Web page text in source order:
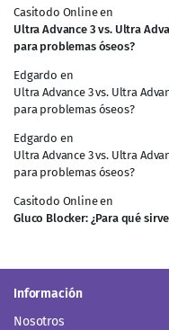
Casitodo Onlineen
Ultra Advance 3 vs. Ultra
para problemas óseos?
Edgardo en
Ultra Advance 3 vs. Ultra
para problemas óseos?
Edgardo en
Ultra Advance 3 vs. Ultra
para problemas óseos?
Casitodo Onlineen
Gluco Blocker: ¿Para qué
Información
Nosotros